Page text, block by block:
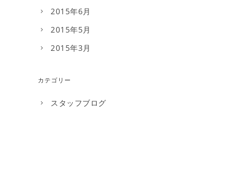
2015年6月
2015年5月
2015年3月
カテゴリー
スタッフブログ